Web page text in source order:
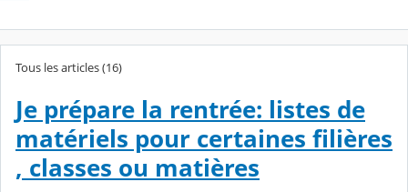
Tous les articles (16)
Je prépare la rentrée: listes de
matériels pour certaines filières
, classes ou matières